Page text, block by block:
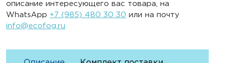
описание интересующего вас товара, на
WhatsApp +7 (985) 480 30 30 или на почту
info@ecofog.ru